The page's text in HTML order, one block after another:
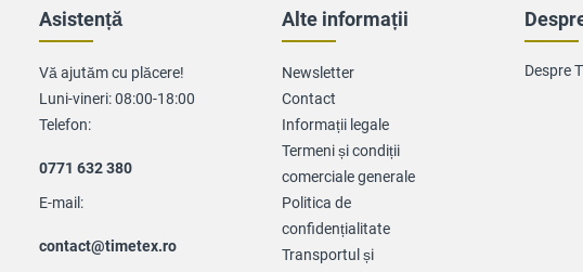
Despre
Asistență
Vă ajutăm cu plăcere!
Luni-vineri: 08:00-18:00
Telefon:
0771 632 380
E-mail:
contact@timetex.ro
Alte informații
Newsletter
Contact
Informații legale
Termeni și condiții
comerciale generale
Politica de
confidențialitate
Transportul și